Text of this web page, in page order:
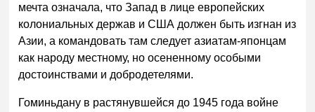
мечта означала, что Запад в лице европейских
колониальных держав и США должен быть изгнан из
Азии, а командовать там следует азиатам-японцам
как народу местному, но осененному особыми
достоинствами и добродетелями.
Гоминьдану в растянувшейся до 1945 года войне